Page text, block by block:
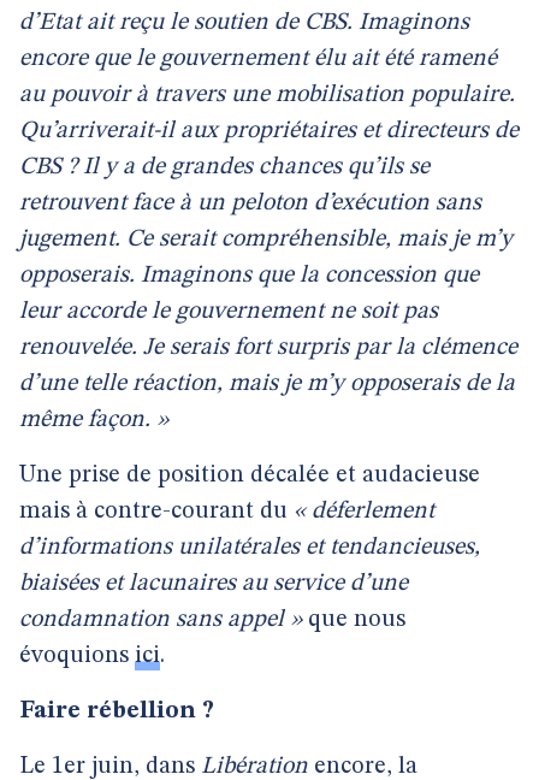
d’Etat ait reçu le soutien de CBS. Imaginons
encore que le gouvernement élu ait été ramené
au pouvoir à travers une mobilisation populaire.
Qu’arriverait-il aux propriétaires et directeurs de
CBS ? Il y a de grandes chances qu’ils se
retrouvent face à un peloton d’exécution sans
jugement. Ce serait compréhensible, mais je m’y
opposerais. Imaginons que la concession que
leur accorde le gouvernement ne soit pas
renouvelée. Je serais fort surpris par la clémence
d’une telle réaction, mais je m’y opposerais de la
même façon. »
Une prise de position décalée et audacieuse
mais à contre-courant du « déferlement
d’informations unilatérales et tendancieuses,
biaisées et lacunaires au service d’une
condamnation sans appel »que nous
évoquions ici.
Faire rébellion ?
Le 1er juin, dans Libération encore, la